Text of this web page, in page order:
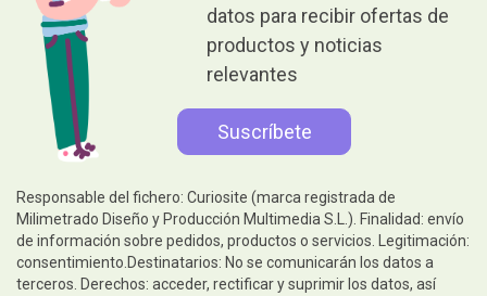
datos para recibir ofertas de
productos y noticias
relevantes
Responsable del fichero: Curiosite (marca registrada de
Milimetrado Diseño y Producción Multimedia S.L.). Finalidad: envío
de información sobre pedidos, productos o servicios. Legitimación:
consentimiento.Destinatarios: No se comunicarán los datos a
terceros. Derechos: acceder, rectificar y suprimir los datos, así